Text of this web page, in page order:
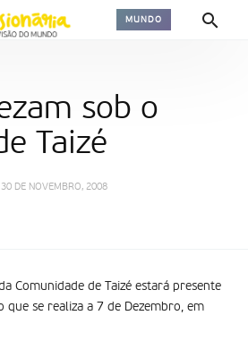
MUNDO
sob o
Taizé
30 DE NOVEMBRO, 2008
Comunidade de Taizé estará presente
que se realiza a 7 de Dezembro, em